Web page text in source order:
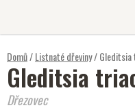
Domů/Listnaté dřeviny/
Gleditsia
Dřezovec